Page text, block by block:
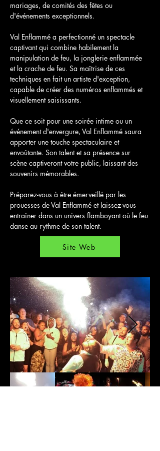
mariages, de comités des fêtes ou
d'événements exceptionnels.
Val Enflammé a perfectionné un spectacle
captivant qui combine habilement la
manipulation de feu, la jonglerie enflammée
et la crache de feu. Sa maîtrise de ces
techniques en fait un artiste d'exception,
capable de créer des numéros enflammés et
visuellement saisissants.
Que ce soit pour une soirée intime ou un
événement d'envergure, Val Enflammé saura
apporter une touche spectaculaire et
envoûtante. Son talent et sa présence sur
scène captiveront votre public, laissant des
souvenirs mémorables.
Préparez-vous à être émerveillé par les
prouesses de Val Enflammé et laissez-vous
entraîner dans un univers flamboyant où le feu
danse au rythme de son talent.
Site Web